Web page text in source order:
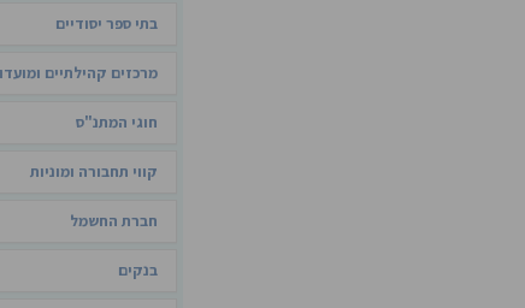
בתי ספר יסודיים
מרכזים קהילתיים
חוגי המתנ"ס
קווי תחבורה ומוניות
חברת החשמל
בנקים